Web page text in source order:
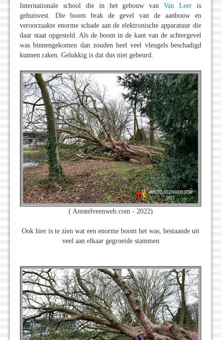
Internationale school die in het gebouw vanVan Leer is
gehuisvest. Die boom brak de gevel van de aanbouw en
veroorzaakte enorme schade aan de elektronische apparatuur die
daar staat opgesteld. Als de boom in de kant van de achtergevel
was binnengekomen dan zouden heel veel vleugels beschadigd
kunnen raken. Gelukkig is dat dus niet gebeurd.
( Amstelveenweb.com - 2022)
Ook hier is te zien wat een enorme boom het was, bestaande uit
veel aan elkaar gegroeide stammen